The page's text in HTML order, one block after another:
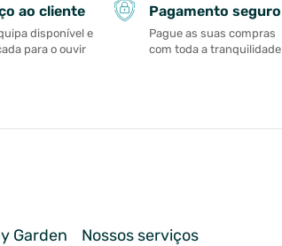
ao cliente
disponível e
para o ouvir
Pagamento seguro
Pague as suas compras
com toda a tranquilidade
Garden Nossos serviços